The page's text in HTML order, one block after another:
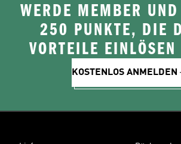
WERDE MEMBER
250 PUNKTE, DIE
VORTEILE EINLÖSEN
KOSTENLOS ANMELDEN